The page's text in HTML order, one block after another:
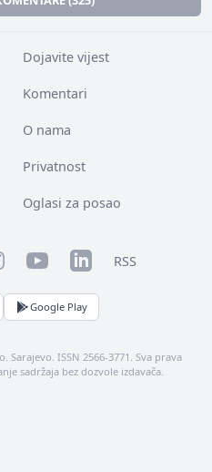
Dojavite vijest
Komentari
O nama
Privatnost
Oglasi za posao
YouTubeLinkedInRSS
Google Play
ISSN 2566-3771. Sva prava
sadržaja bez dozvole izdavača.